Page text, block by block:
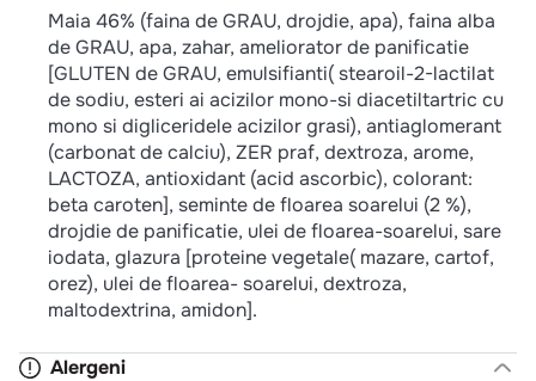
Maia 46% (faina de GRAU, drojdie, apa), faina alba
de GRAU, apa, zahar, ameliorator de panificatie
[GLUTEN de GRAU, emulsifianti( stearoil-2-lactilat
de sodiu, esteri ai acizilor mono-si diacetiltartric cu
mono si digliceridele acizilor grasi), antiaglomerant
(carbonat de calciu), ZER praf, dextroza, arome,
LACTOZA, antioxidant (acid ascorbic), colorant:
beta caroten], seminte de floarea soarelui (2 %),
drojdie de panificatie, ulei de floarea-soarelui, sare
iodata, glazura [proteine vegetale( mazare, cartof,
orez), ulei de floarea- soarelui, dextroza,
maltodextrina, amidon].
Alergeni